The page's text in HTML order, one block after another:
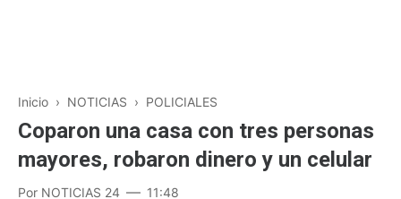
Inicio › NOTICIAS › POLICIALES
Coparon una casa con tres personas
mayores, robaron dinero y un celular
Por NOTICIAS 24 11:48